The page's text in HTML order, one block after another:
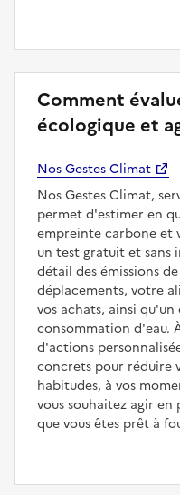
Comment
écologique et
Nos Gestes Climat
Nos Gestes Climat,
permet d'estimer en
empreinte carbone et
un test gratuit et sans
détail des émissions
déplacements, votre
vos achats, ainsi
consommation d'eau.
d'actions
concrets pour réduire
habitudes, à vos
vous souhaitez agir
que vous êtes prêt à